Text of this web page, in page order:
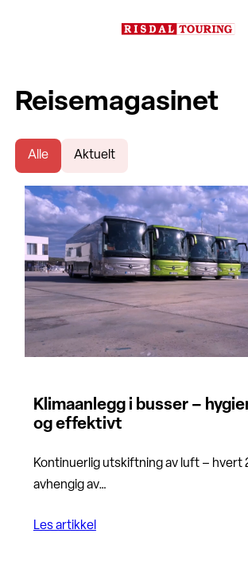
Reisemagasinet
Alle Aktuelt
Klimaanlegg i busser –
og effektivt
Kontinuerlig utskiftning av luft – hvert
avhengig av…
Les artikkel